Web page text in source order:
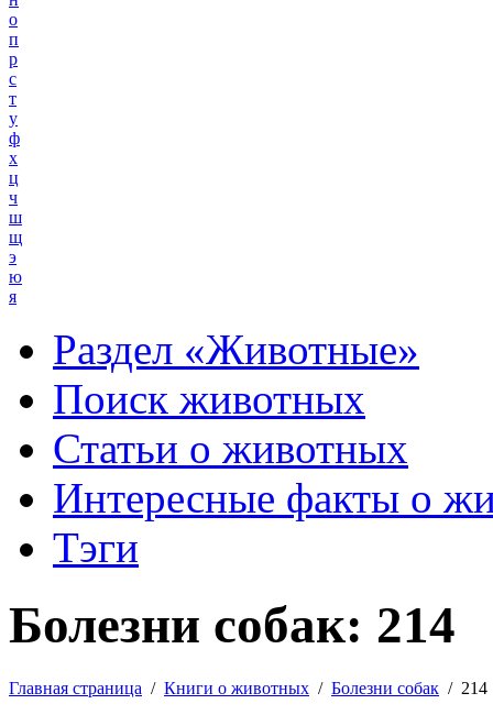
о
п
р
с
т
у
ф
х
ц
ч
ш
щ
э
ю
я
Раздел «Животные»
Поиск животных
Статьи о животных
Интересные факты о
Тэги
Болезни собак: 214
Главная страница / Книги о животных / Болезни собак / 214